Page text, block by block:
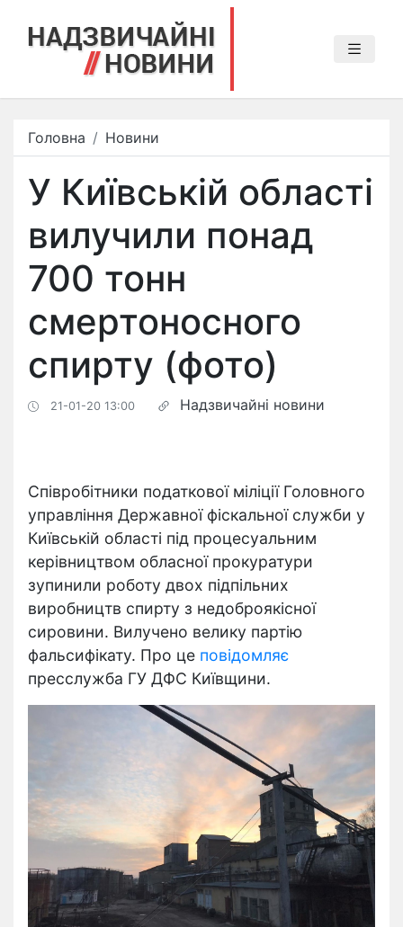
Головна Новини
У Київській області
вилучили понад
700 тонн
смертоносного
спирту (фото)
21-01-20 13:00 Надзвичайні новини
Співробітники податкової міліції Головного
управління Державної фіскальної служби у
Київській області під процесуальним
керівництвом обласної прокуратури
зупинили роботу двох підпільних
виробництв спирту з недоброякісної
сировини. Вилучено велику партію
фальсифікату. Про це повідомляє
пресслужба ГУ ДФС Київщини.